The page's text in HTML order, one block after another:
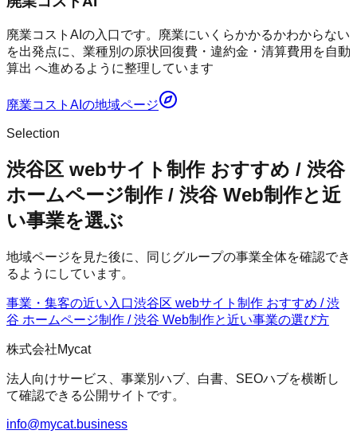
廃業コストAIの入口です。廃業にいくらかかるかわからない
を出発点に、業種別の原状回復費・違約金・清算費用を自動
算出 へ進めるように整理しています
廃業コストAI の地域ページ
Selection
渋谷区 webサイト制作 おすすめ / 渋谷
ホームページ制作 / 渋谷 Web制作と近
い事業を選ぶ
地域ページを見た後に、同じグループの事業全体を確認でき
るようにしています。
事業・集客の近い入口渋谷区 webサイト制作 おすすめ / 渋
谷 ホームページ制作 / 渋谷 Web制作と近い事業の選び方
株式会社Mycat
法人向けサービス、事業別ハブ、白書、SEOハブを横断し
て確認できる公開サイトです。
info@mycat.business